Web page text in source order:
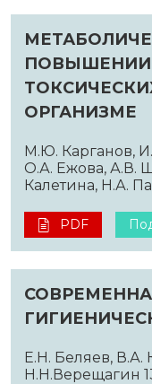
ПОВЫШЕНИИ
ОРГАНИЗМЕ
М.Ю. Карганов,
О.А. Ежова, А.В.
Калетина, Н.А.
PDF
Е.Н. Беляев, В.А.
Н.Н.Верещагин